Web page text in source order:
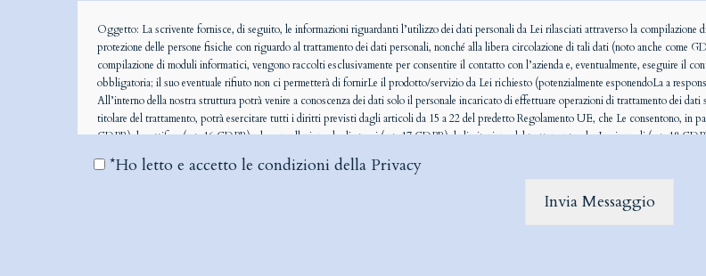
Oggetto: La scrivente fornisce, di seguito, le informazioni riguardanti l’utilizzo dei dati personali da Lei rilasciati attraverso la compilazione
protezione delle persone fisiche con riguardo al trattamento dei dati personali, nonché alla libera circolazione di tali dati (noto anche come
compilazione di moduli informatici, vengono raccolti esclusivamente per consentire il contatto con l’azienda e, eventualmente, eseguire il
obbligatoria; il suo eventuale rifiuto non ci permetterà di fornirLe il prodotto/servizio da Lei richiesto (potenzialmente esponendoLa a
All’interno della nostra struttura potrà venire a conoscenza dei dati solo il personale incaricato di effettuare operazioni di trattamento dei
titolare del trattamento, potrà esercitare tutti i diritti previsti dagli articoli da 15 a 22 del predetto Regolamento UE, che Le consentono, in
GDPR), la rettifica (art. 16 GDPR) e la cancellazione degli stessi (art. 17 GDPR), la limitazione del trattamento che La riguardi (art. 18
trattamento che La riguardi (artt. 21 e 22 GDPR, per le ipotesi ivi menzionate e, in particolare, al trattamento per finalità di marketing o che
effetti giuridici che lo riguardano, ove ne ricorrano i presupposti). Le ricordiamo, altresì, il Suo diritto, qualora il trattamento sia basato sul
reclamo all’Autorità Garante per la Protezione dei Dati Personali, quale autorità di controllo operante in Italia, e di proporre ricorso
*Ho letto e accetto le condizioni della Privacy